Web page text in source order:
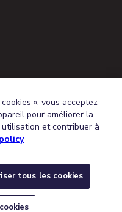
DE LA VIE PRIVÉE
», vous acceptez
pour améliorer la
et contribuer à
tous les cookies